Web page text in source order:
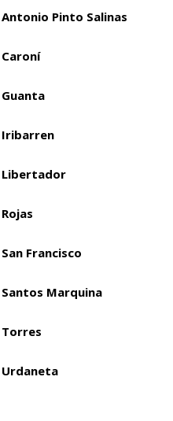
Pinto Salinas
Iribarren
Libertador
Francisco
Marquina